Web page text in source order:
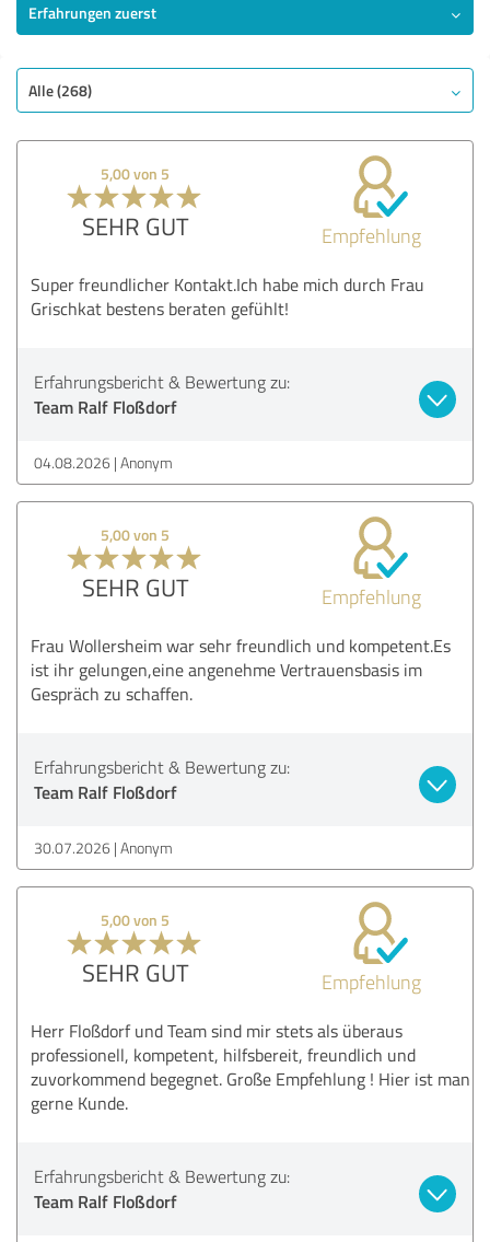
Erfahrungen zuerst
Alle (268)
5,00 von 5
SEHR GUT Empfehlung
Super freundlicher Kontakt.Ich habe mich durch Frau
Grischkat bestens beraten gefühlt!
Erfahrungsbericht & Bewertung zu:
Team Ralf Floßdorf
04.08.2026 Anonym
5,00 von 5
SEHR GUT Empfehlung
Frau Wollersheim war sehr freundlich und kompetent.Es
ist ihr gelungen,eine angenehme Vertrauensbasis im
Gespräch zu schaffen.
Erfahrungsbericht & Bewertung zu:
Team Ralf Floßdorf
30.07.2026 Anonym
5,00 von 5
SEHR GUT Empfehlung
Herr Floßdorf und Team sind mir stets als überaus
professionell, kompetent, hilfsbereit, freundlich und
zuvorkommend begegnet. Große Empfehlung ! Hier ist man
gerne Kunde.
Erfahrungsbericht & Bewertung zu:
Team Ralf Floßdorf